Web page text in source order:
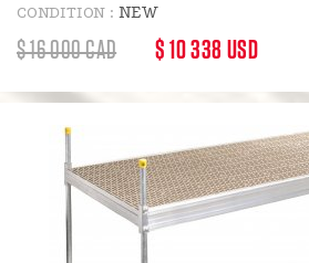
CONDITION : NEW
REGULAR
PRICE
$ 16 000 CAD
DISCOUNT
$ 10 338 USD